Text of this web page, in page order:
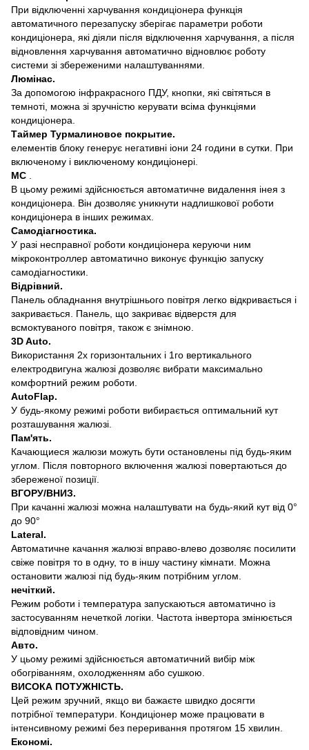
При відключенні харчування кондиціонера функція
автоматичного перезапуску зберігає параметри роботи
кондиціонера, які діяли після відключення харчування, а після
відновлення харчування автоматично відновлює роботу
системи зі збереженими налаштуваннями.
Люмінас.
За допомогою інфракрасного ПДУ, кнопки, які світяться в
темноті, можна зі зручністю керувати всіма функціями
кондиціонера.
Таймер Турмалиновое покрытие.
елементів блоку генерує негативні іони 24 години в сутки. При
включеному і виключеному кондиціонері.
MC
В цьому режимі здійснюється автоматичне видалення інея з
кондиціонера. Він дозволяє уникнути надлишкової роботи
кондиціонера в інших режимах.
Самодіагностика.
У разі несправної роботи кондиціонера керуючи ним
мікроконтроллер автоматично виконує функцію запуску
самодіагностики.
Відрівний.
Панель обладнання внутрішнього повітря легко відкривається і
закривається. Панель, що закриває відверстя для
всмоктуваного повітря, також є знімною.
3D Auto.
Використання 2х горизонтальних і 1го вертикального
електродвигуна жалюзі дозволяє вибрати максимально
комфортний режим роботи.
AutoFlap.
У будь-якому режимі роботи вибирається оптимальний кут
розташування жалюзі.
Пам'ять.
Качающиеся жалюзи можуть бути остановлены під будь-яким
углом. Після повторного включення жалюзі повертаються до
збереженої позиції.
ВГОРУ/ВНИЗ.
При качанні жалюзі можна налаштувати на будь-який кут від 0°
до 90°
Lateral.
Автоматичне качання жалюзі вправо-влево дозволяє посилити
свіже повітря то в одну, то в іншу частину кімнати. Можна
остановити жалюзі під будь-яким потрібним углом.
нечіткий.
Режим роботи і температура запускаються автоматично із
застосуванням нечеткой логіки. Частота інвертора змінюється
відповідним чином.
Авто.
У цьому режимі здійснюється автоматичний вибір між
обогріванням, охолодженням або сушкою.
ВИСОКА ПОТУЖНІСТЬ.
Цей режим зручний, якщо ви бажаєте швидко досягти
потрібної температури. Кондиціонер може працювати в
інтенсивному режимі без переривання протягом 15 хвилин.
Економі.